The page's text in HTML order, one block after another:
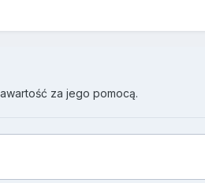
za jego pomocą.